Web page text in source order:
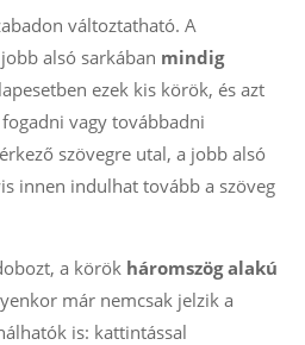
változtatható. A
alsó sarkában mindig
ezek kis körök, és azt
vagy továbbadni
szövegre utal, a jobb alsó
innen indulhat tovább a szöveg
a körök háromszög alakú
már nemcsak jelzik a
is: kattintással